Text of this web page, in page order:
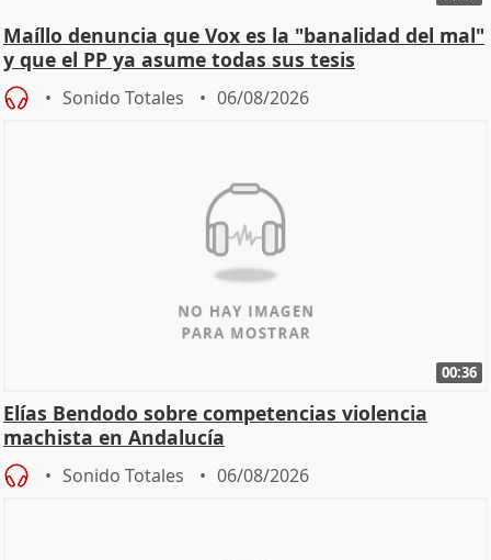
Maíllo denuncia que Vox es la "banalidad del mal"
y que el PP ya asume todas sus tesis
Sonido Totales 06/08/2026
00:36
Elías Bendodo sobre competencias violencia
machista en Andalucía
Sonido Totales 06/08/2026